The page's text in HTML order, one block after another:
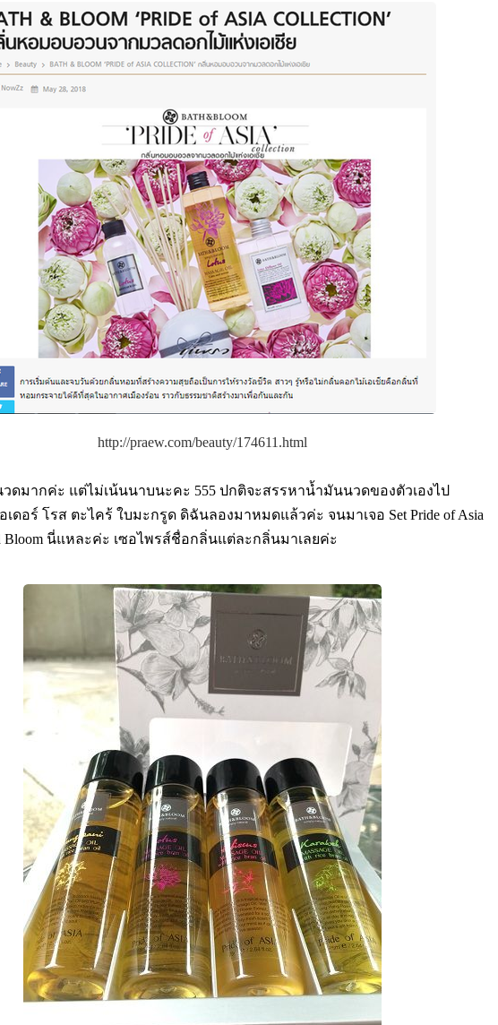
http://praew.com/beauty/174611.html
ดมากค่ะ แต่ไม่เน้นนาบนะคะ 555 ปกติจะสรรหาน้ำมันนวดของตัวเองไป
เดอร์ โรส ตะไคร้ ใบมะกรูด ดิฉันลองมาหมดแล้วค่ะ จนมาเจอ Set Pride of Asia
Bloom นี่แหละค่ะ เซอไพรส์ชื่อกลิ่นแต่ละกลิ่นมาเลยค่ะ